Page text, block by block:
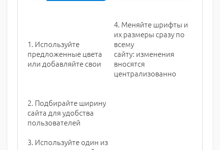
1. Используйте
предложенные цвета
или добавляйте свои
4. Меняйте шрифты и
их размеры сразу по
всему
сайту: изменения
вносятся
централизованно
2. Подбирайте ширину
сайта для удобства
пользователей
3. Используйте один из